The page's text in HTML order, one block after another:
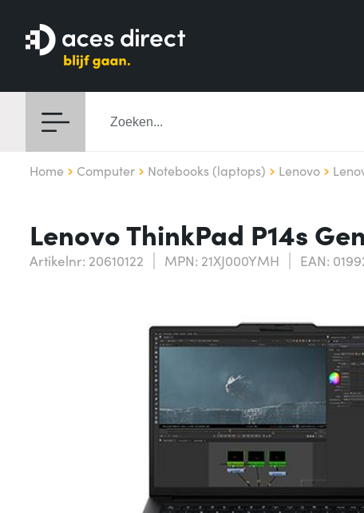
Home Computer Notebooks (laptops) Lenovo
Lenovo ThinkPad P14s
Artikelnr: 20610122 MPN: 21XJ000YMH EAN: